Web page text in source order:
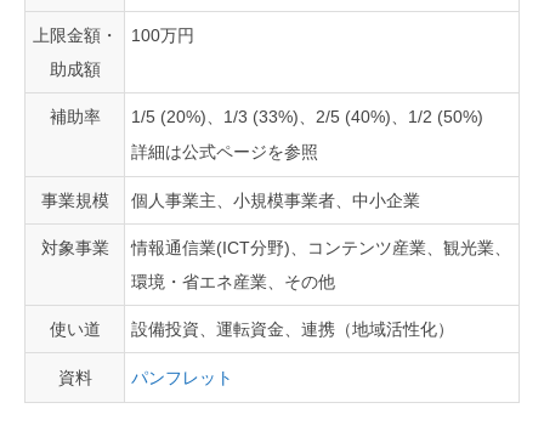
上限金額・
助成額
100万円
補助率
1/5 (20%)、1/3 (33%)、2/5 (40%)、1/2 (50%)
詳細は公式ページを参照
事業規模 個人事業主、小規模事業者、中小企業
対象事業
情報通信業(ICT分野)、コンテンツ産業、観光業、
環境・省エネ産業、その他
使い道 設備投資、運転資金、連携（地域活性化）
資料 パンフレット